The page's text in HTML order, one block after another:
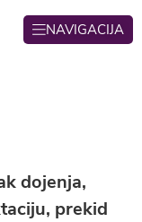
NAVIGACIJA
dojenja,
prekid